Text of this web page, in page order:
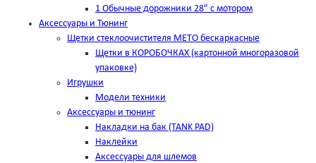
1 Обычные дорожники 28" с мотором
Аксессуары и Тюнинг
Щетки стеклоочистителя METO бескаркасные
Щетки в КОРОБОЧКАХ (картонной многоразовой
упаковке)
Игрушки
Модели техники
Аксессуары и тюнинг
Накладки на бак (TANK PAD)
Наклейки
Аксессуары для шлемов